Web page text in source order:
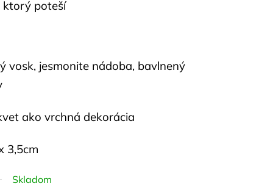
ktorý poteší
vosk, jesmonite nádoba, bavlnený
ako vrchná dekorácia
3,5cm
Skladom